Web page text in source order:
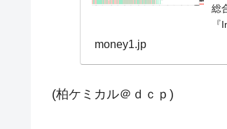
総
money1.jp
(柏ケミカル＠ｄｃｐ)